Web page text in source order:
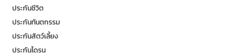
ประกันชีวิต
ประกันทันตกรรม
ประกันสัตว์เลี้ยง
ประกันโดรน